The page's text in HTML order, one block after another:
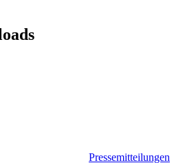
Pressemitteilungen